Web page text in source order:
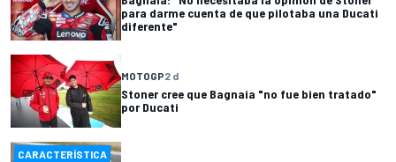
para darme cuenta de que pilotaba una Ducati
diferente"
MOTOGP2 d
Stoner cree que Bagnaia "no fue bien tratado"
por Ducati
CARACTERÍSTICA